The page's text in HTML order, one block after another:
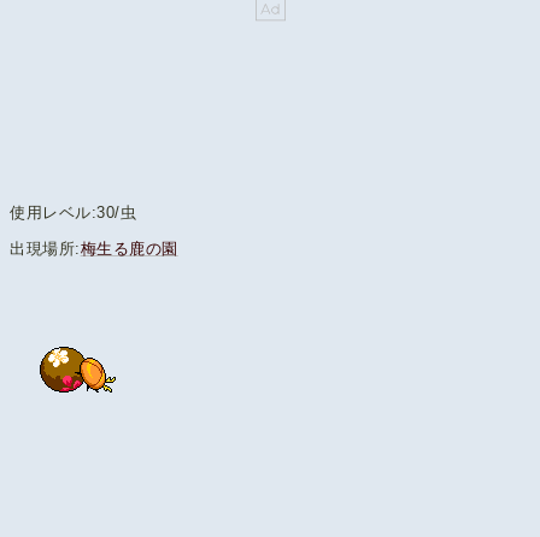
使用レベル:30/虫
出現場所:梅生る鹿の園